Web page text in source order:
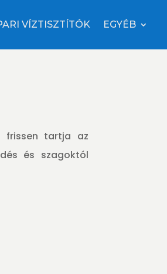
VÍZTISZTÍTÓK EGYÉB
frissen tartja az
és szagoktól